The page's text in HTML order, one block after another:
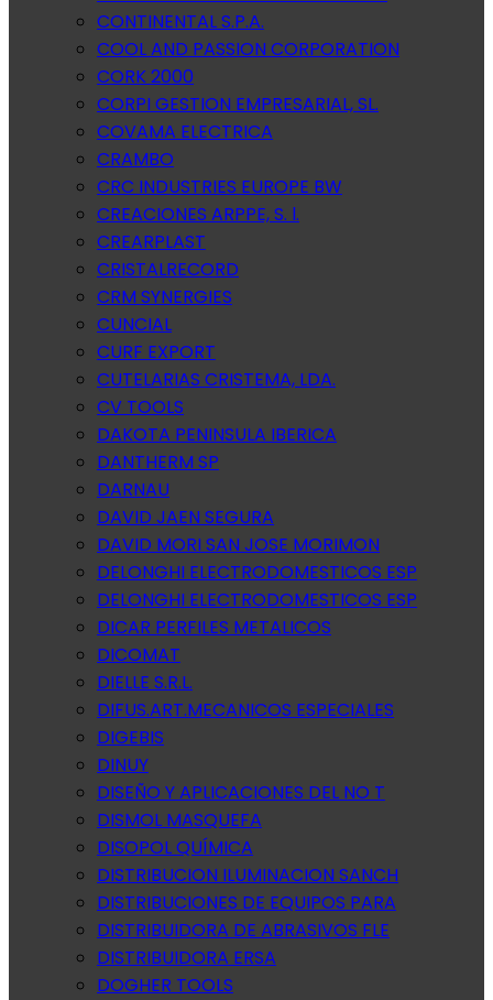
CONTINENTAL S.P.A.
COOL AND PASSION CORPORATION
CORK 2000
CORPI GESTION EMPRESARIAL, SL.
COVAMA ELECTRICA
CRAMBO
CRC INDUSTRIES EUROPE BW
CREACIONES ARPPE, S. l.
CREARPLAST
CRISTALRECORD
CRM SYNERGIES
CUNCIAL
CURF EXPORT
CUTELARIAS CRISTEMA, LDA.
CV TOOLS
DAKOTA PENINSULA IBERICA
DANTHERM SP
DARNAU
DAVID JAEN SEGURA
DAVID MORI SAN JOSE MORIMON
DELONGHI ELECTRODOMESTICOS ESP
DELONGHI ELECTRODOMESTICOS ESP
DICAR PERFILES METALICOS
DICOMAT
DIELLE S.R.L.
DIFUS.ART.MECANICOS ESPECIALES
DIGEBIS
DINUY
DISEÑO Y APLICACIONES DEL NO T
DISMOL MASQUEFA
DISOPOL QUÍMICA
DISTRIBUCION ILUMINACION SANCH
DISTRIBUCIONES DE EQUIPOS PARA
DISTRIBUIDORA DE ABRASIVOS FLE
DISTRIBUIDORA ERSA
DOGHER TOOLS